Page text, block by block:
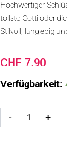
Hochwertiger
tollste Gotti oder
Stilvoll, langlebig
CHF 7.90
Verfügbarkeit:
-
Schlüsselanhänger
«beschte
Opi»
+